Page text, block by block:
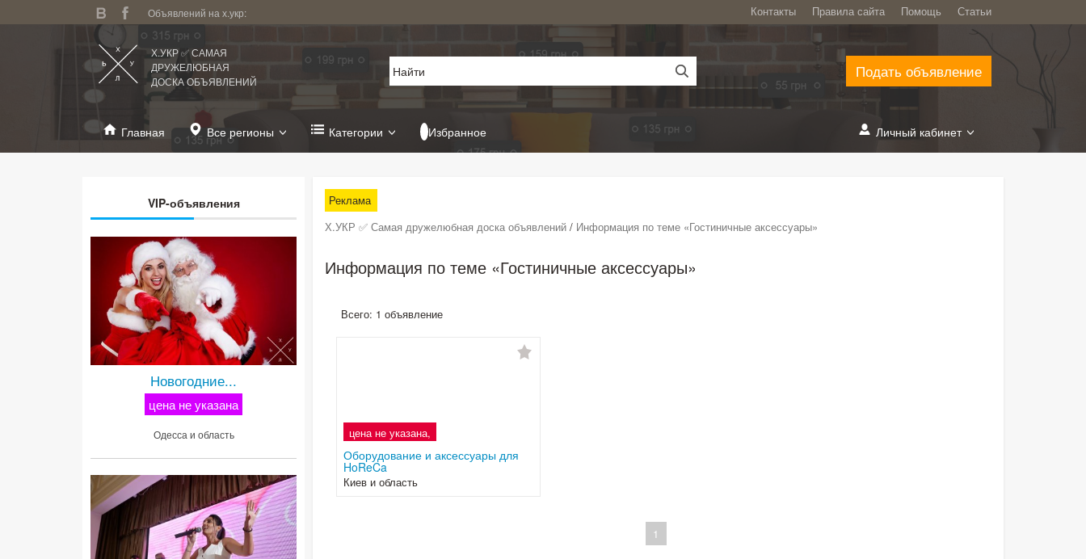
Объявлений на х.укр: Контакты Правила сайта Помощь Статьи
Х.УКР ✅ САМАЯ
ДРУЖЕЛЮБНАЯ
ДОСКА ОБЪЯВЛЕНИЙ
Подать объявление
Главная Все регионы Категории Избранное Личный кабинет
Реклама
Х.УКР ✅ Самая дружелюбная доска объявлений / Информация по теме «Гостиничные аксессуары»
Информация по теме «Гостиничные аксессуары»
Всего: 1 объявление
цена не указана,
Оборудование и аксессуары для
HoReCa
Киев и область
1
VIP-объявления
Новогодние...
цена не указана
Одесса и область